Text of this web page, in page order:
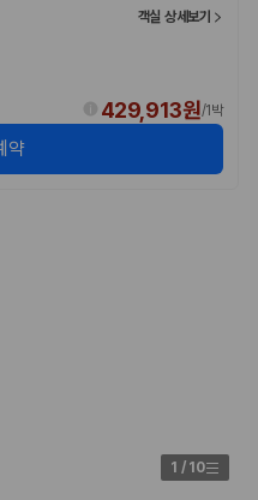
렌트카 최저가를 찾는 사용자
.
가격과 승차감의 균형이 좋은 차
적합하며 인원수, 짐 공간, 보
객실 상세보기
429,913원/1박
약
1 / 10